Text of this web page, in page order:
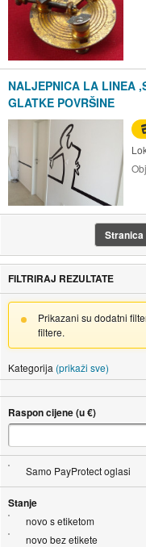
NALJEPNICA LA LINEA
GLATKE POVRŠINE
Stranica
FILTRIRAJ REZULTATE
Prikazani su dodatni
filtere.
Kategorija (prikaži sve)
Raspon cijene (u €)
Samo PayProtect oglasi
Stanje
novo s etiketom
novo bez etikete